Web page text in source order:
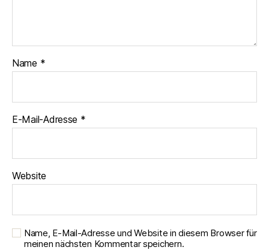
Name *
E-Mail-Adresse *
Website
Name, E-Mail-Adresse und Website in diesem Browser für
meinen nächsten Kommentar speichern.